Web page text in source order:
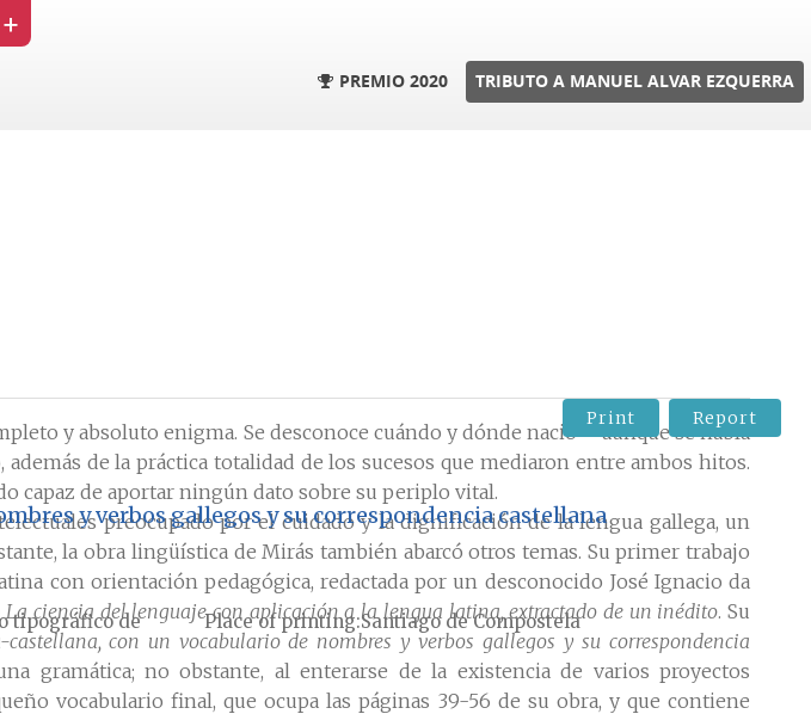
+
PREMIO 2020 TRIBUTO A MANUEL ALVAR EZQUERRA
y absoluto enigma. Se desconoce cuándo y dónde nació —aunque se habla
de la práctica totalidad de los sucesos que mediaron entre ambos hitos.
capaz de aportar ningún dato sobre su periplo vital.
preocupado por el cuidado y la dignificación de la lengua gallega, un
la obra lingüística de Mirás también abarcó otros temas. Su primer trabajo
con orientación pedagógica, redactada por un desconocido José Ignacio da
ciencia del lenguaje con aplicación a la lengua latina, extractado de un inédito. Su
con un vocabulario de nombres y verbos gallegos y su correspondencia
gramática; no obstante, al enterarse de la existencia de varios proyectos
vocabulario final, que ocupa las páginas 39-56 de su obra, y que contiene
Print Report
y verbos gallegos y su correspondencia castellana
tipográfico de
Place of printing Santiago de Compostela